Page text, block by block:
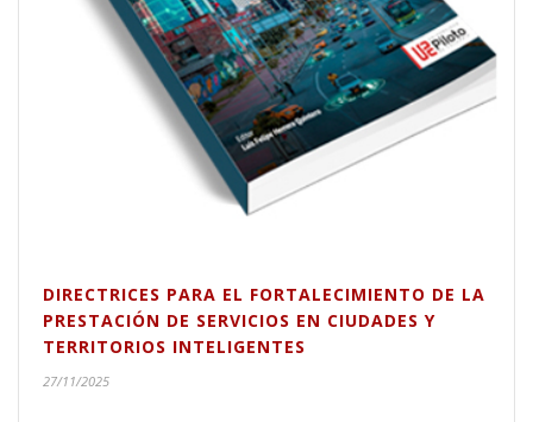
DIRECTRICES PARA EL FORTALECIMIENTO DE LA
PRESTACIÓN DE SERVICIOS EN CIUDADES Y
TERRITORIOS INTELIGENTES
27/11/2025